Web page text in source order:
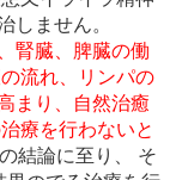
しません。
腎臓、脾臓の働
流れ、リンパの
まり、自然治癒
療を行わないと
結論に至り、 そ